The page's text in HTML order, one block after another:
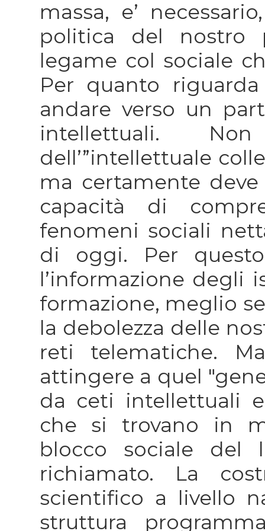
massa, e’
politica del nostro
legame col sociale
Per quanto
andare verso un
intellettuali.
dell’”intellettuale
ma certamente
capacità di
fenomeni sociali
di oggi. Per
l’informazione degli
formazione, meglio
la debolezza delle
reti telematiche.
attingere a quel
da ceti intellettuali
che si trovano in
blocco sociale del
richiamato. La
scientifico a livello
struttura